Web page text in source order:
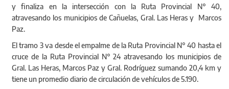
y finaliza en la intersección con la Ruta Provincial N° 40,
atravesando los municipios de Cañuelas, Gral. Las Heras y Marcos
Paz.
El tramo 3 va desde el empalme de la Ruta Provincial N° 40 hasta el
cruce de la Ruta Provincial N° 24 atravesando los municipios de
Gral. Las Heras, Marcos Paz y Gral. Rodríguez sumando 20,4 km y
tiene un promedio diario de circulación de vehículos de 5.190.